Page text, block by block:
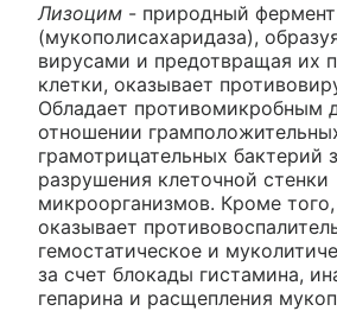
Лизоцим - природный фермент
(мукополисахаридаза),
вирусами и предотвращая их
клетки, оказывает
Обладает противомикробным
отношении
грамотрицательных бактерий
разрушения клеточной стенки
микроорганизмов. Кроме
оказывает
гемостатическое и
за счет блокады гистамина,
гепарина и расщепления